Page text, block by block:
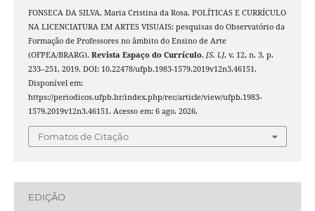
FONSECA DA SILVA, Maria Cristina da Rosa. POLÍTICAS E CURRÍCULO
NA LICENCIATURA EM ARTES VISUAIS: pesquisas do Observatório da
Formação de Professores no âmbito do Ensino de Arte
(OFPEA/BRARG). Revista Espaço do Currículo, [S. l.], v. 12, n. 3, p.
233–251, 2019. DOI: 10.22478/ufpb.1983-1579.2019v12n3.46151.
Disponível em:
https://periodicos.ufpb.br/index.php/rec/article/view/ufpb.1983-
1579.2019v12n3.46151. Acesso em: 6 ago. 2026.
Fomatos de Citação
EDIÇÃO